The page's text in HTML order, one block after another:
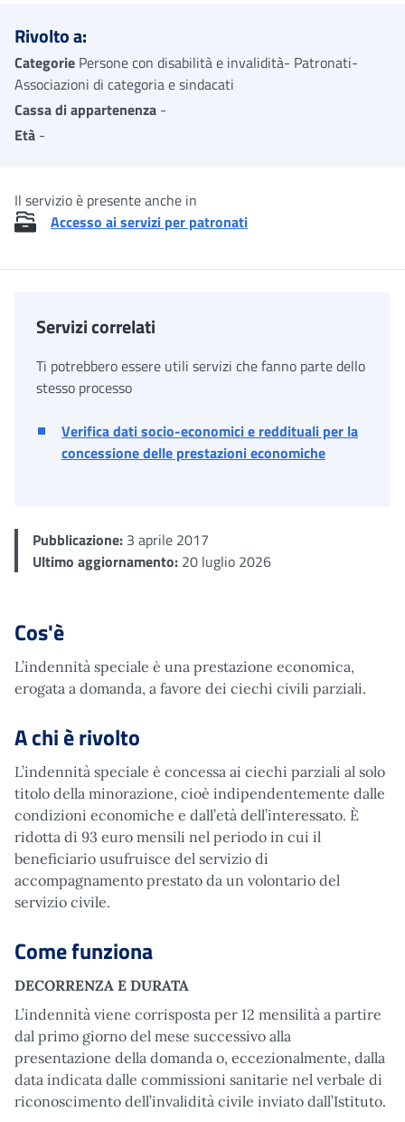
Rivolto a:
Categorie Persone con disabilità e invalidità- Patronati-
Associazioni di categoria e sindacati
Cassa di appartenenza -
Età -
Il servizio è presente anche in
Accesso ai servizi per patronati
Pubblicazione: 3 aprile 2017
Ultimo aggiornamento: 20 luglio 2026
Cos'è
L’indennità speciale è una prestazione economica,
erogata a domanda, a favore dei ciechi civili parziali.
A chi è rivolto
L’indennità speciale è concessa ai ciechi parziali al solo
titolo della minorazione, cioè indipendentemente dalle
condizioni economiche e dall’età dell’interessato. È
ridotta di 93 euro mensili nel periodo in cui il
beneficiario usufruisce del servizio di
accompagnamento prestato da un volontario del
servizio civile.
Come funziona
DECORRENZA E DURATA
L’indennità viene corrisposta per 12 mensilità a partire
dal primo giorno del mese successivo alla
presentazione della domanda o, eccezionalmente, dalla
data indicata dalle commissioni sanitarie nel verbale di
riconoscimento dell’invalidità civile inviato dall’Istituto.
Servizi correlati
Ti potrebbero essere utili servizi che fanno parte dello
stesso processo
Verifica dati socio-economici e reddituali per la
concessione delle prestazioni economiche